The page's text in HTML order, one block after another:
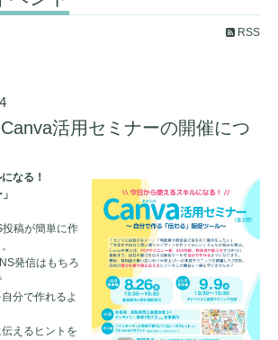
RSS
Canva活用セミナーの開催につ
なる！
投稿が簡単に作
発信はもちろ
分で作れるよ
えるヒントを